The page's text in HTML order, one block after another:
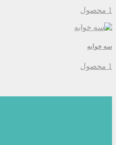
1 محصول
سه خوابه
1 محصول